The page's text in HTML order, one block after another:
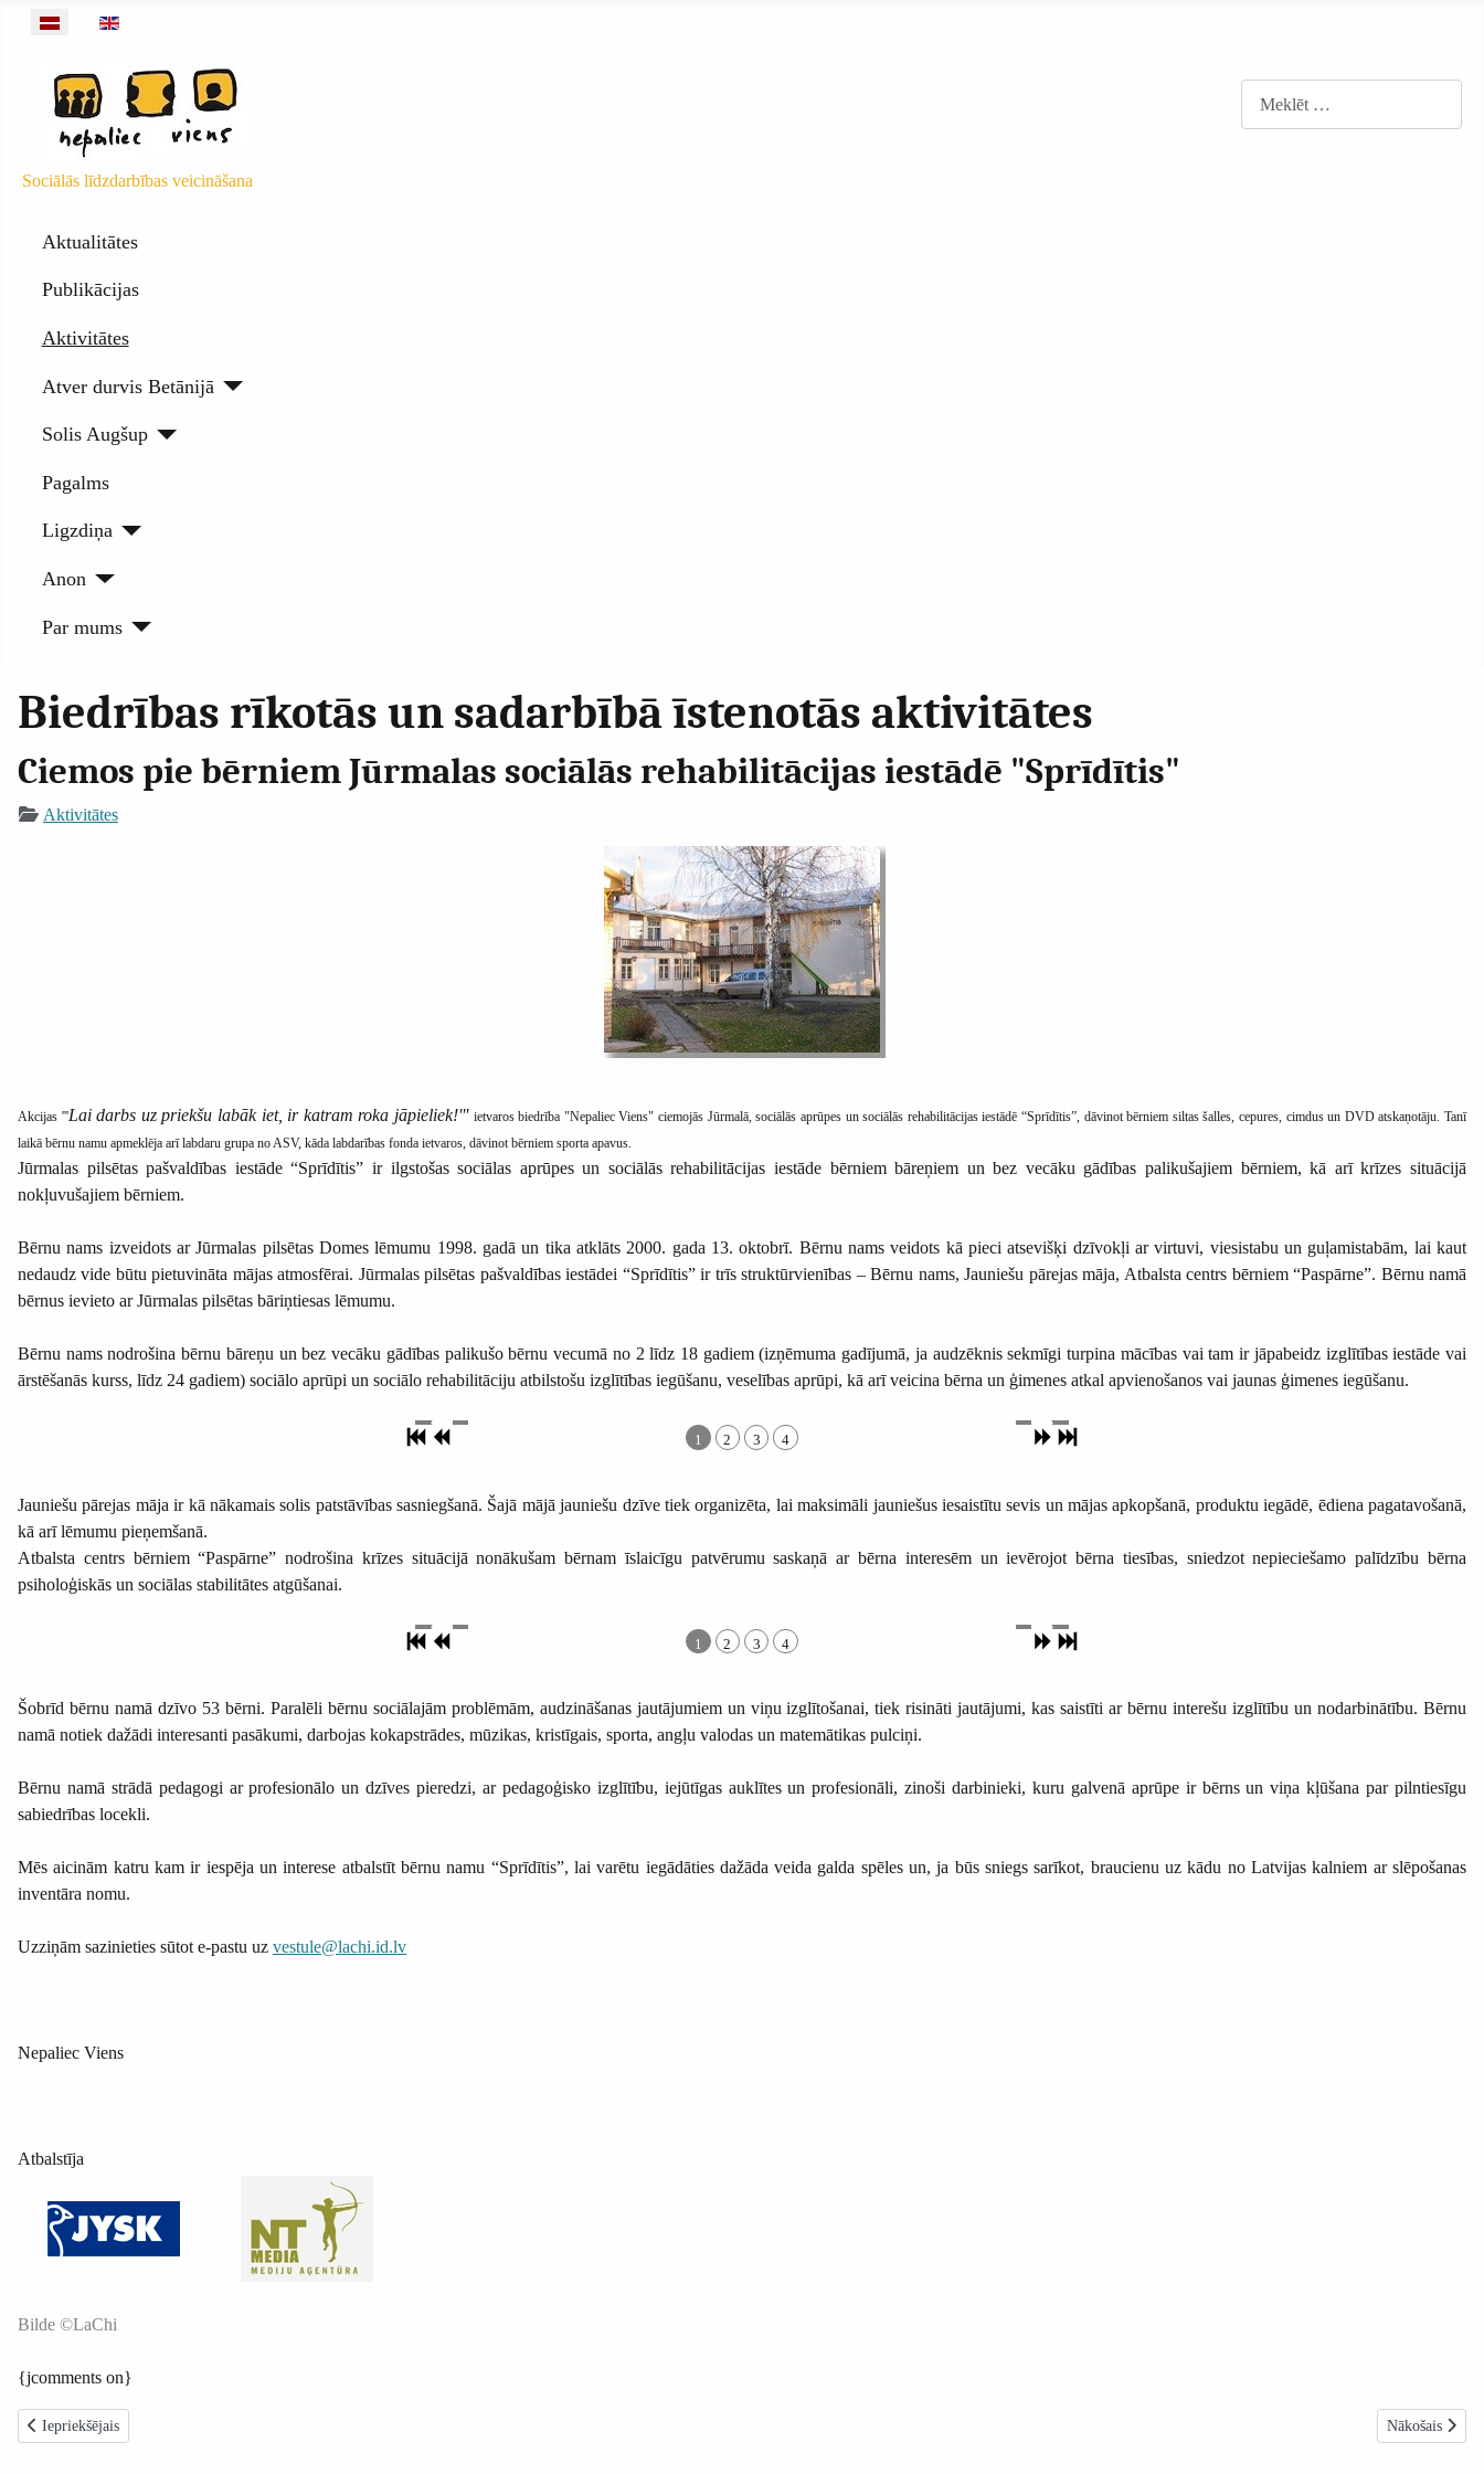
Izvēlieties valodu
Sociālās līdzdarbības veicināšana
Aktualitātes
Publikācijas
Aktivitātes
Atver durvis Betānijā
Solis Augšup
Pagalms
Ligzdiņa
Anon
Par mums
Biedrības rīkotās un sadarbībā īstenotās aktivitātes
Ciemos pie bērniem Jūrmalas sociālās rehabilitācijas iestādē "Sprīdītis"
Aktivitātes
Akcijas '''Lai darbs uz priekšu labāk iet, ir katram roka jāpieliek!''' ietvaros biedrība "Nepaliec Viens" ciemojās Jūrmalā, sociālās aprūpes un sociālās rehabilitācijas iestādē “Sprīdītis”, dāvinot bērniem siltas šalles, cepures, cimdus un DVD atskaņotāju. Tanī
laikā bērnu namu apmeklēja arī labdaru grupa no ASV, kāda labdarības fonda ietvaros, dāvinot bērniem sporta apavus.
Jūrmalas pilsētas pašvaldības iestāde “Sprīdītis” ir ilgstošas sociālas aprūpes un sociālās rehabilitācijas iestāde bērniem bāreņiem un bez vecāku gādības palikušajiem bērniem, kā arī krīzes situācijā
nokļuvušajiem bērniem.
Bērnu nams izveidots ar Jūrmalas pilsētas Domes lēmumu 1998. gadā un tika atklāts 2000. gada 13. oktobrī. Bērnu nams veidots kā pieci atsevišķi dzīvokļi ar virtuvi, viesistabu un guļamistabām, lai kaut
nedaudz vide būtu pietuvināta mājas atmosfērai. Jūrmalas pilsētas pašvaldības iestādei “Sprīdītis” ir trīs struktūrvienības – Bērnu nams, Jauniešu pārejas māja, Atbalsta centrs bērniem “Paspārne”. Bērnu namā
bērnus ievieto ar Jūrmalas pilsētas bāriņtiesas lēmumu.
Bērnu nams nodrošina bērnu bāreņu un bez vecāku gādības palikušo bērnu vecumā no 2 līdz 18 gadiem (izņēmuma gadījumā, ja audzēknis sekmīgi turpina mācības vai tam ir jāpabeidz izglītības iestāde vai
ārstēšanās kurss, līdz 24 gadiem) sociālo aprūpi un sociālo rehabilitāciju atbilstošu izglītības iegūšanu, veselības aprūpi, kā arī veicina bērna un ģimenes atkal apvienošanos vai jaunas ģimenes iegūšanu.
1 2 3 4
Jauniešu pārejas māja ir kā nākamais solis patstāvības sasniegšanā. Šajā mājā jauniešu dzīve tiek organizēta, lai maksimāli jauniešus iesaistītu sevis un mājas apkopšanā, produktu iegādē, ēdiena pagatavošanā,
kā arī lēmumu pieņemšanā.
Atbalsta centrs bērniem “Paspārne” nodrošina krīzes situācijā nonākušam bērnam īslaicīgu patvērumu saskaņā ar bērna interesēm un ievērojot bērna tiesības, sniedzot nepieciešamo palīdzību bērna
psiholoģiskās un sociālas stabilitātes atgūšanai.
1 2 3 4
Šobrīd bērnu namā dzīvo 53 bērni. Paralēli bērnu sociālajām problēmām, audzināšanas jautājumiem un viņu izglītošanai, tiek risināti jautājumi, kas saistīti ar bērnu interešu izglītību un nodarbinātību. Bērnu
namā notiek dažādi interesanti pasākumi, darbojas kokapstrādes, mūzikas, kristīgais, sporta, angļu valodas un matemātikas pulciņi.
Bērnu namā strādā pedagogi ar profesionālo un dzīves pieredzi, ar pedagoģisko izglītību, iejūtīgas auklītes un profesionāli, zinoši darbinieki, kuru galvenā aprūpe ir bērns un viņa kļūšana par pilntiesīgu
sabiedrības locekli.
Mēs aicinām katru kam ir iespēja un interese atbalstīt bērnu namu “Sprīdītis”, lai varētu iegādāties dažāda veida galda spēles un, ja būs sniegs sarīkot, braucienu uz kādu no Latvijas kalniem ar slēpošanas
inventāra nomu.
Uzziņām sazinieties sūtot e-pastu uz vestule@lachi.id.lv
Nepaliec Viens
Atbalstīja
Bilde ©LaChi
{jcomments on}
Iepriekšējais raksts: Ciemos pie bērniem Jelgavas sociālās aprūpes centrā
Iepriekšējais Nākamais
Nākošais